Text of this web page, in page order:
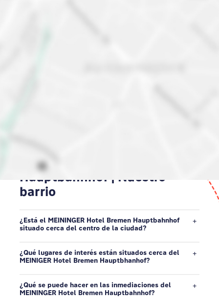
Hotel en Bremen
Hauptbahnhof | Nuestro
barrio
¿Está el MEININGER Hotel Bremen Hauptbahnhof
situado cerca del centro de la ciudad?
¿Qué lugares de interés están situados cerca del
MEINIGER Hotel Bremen Hauptbhanhof?
¿Qué se puede hacer en las inmediaciones del
MEININGER Hotel Bremen Hauptbahnhof?